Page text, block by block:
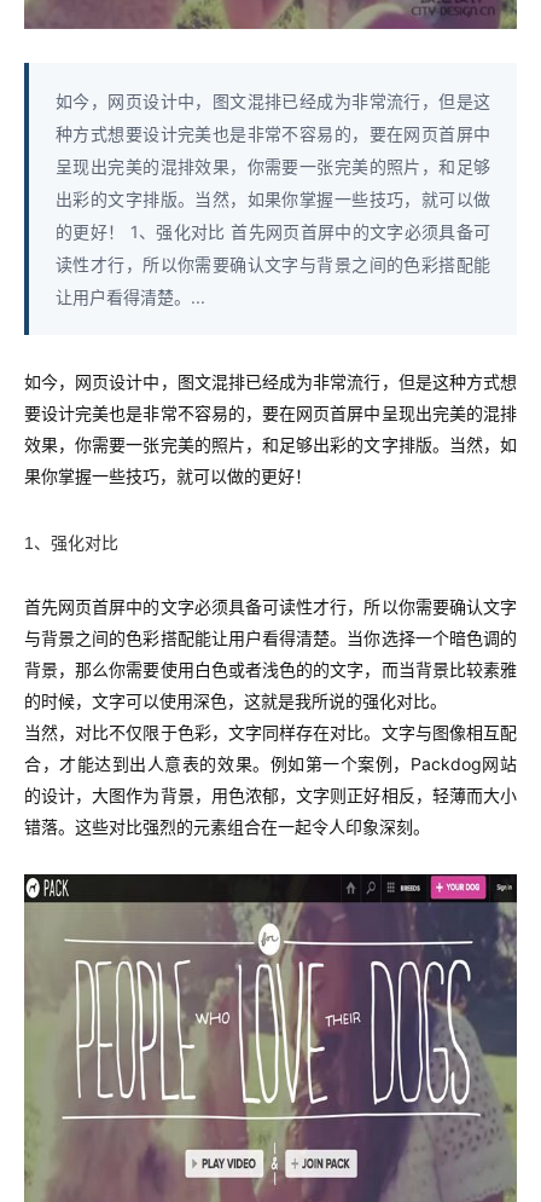
如今，网页设计中，图文混排已经成为非常流行，但是这
种方式想要设计完美也是非常不容易的，要在网页首屏中
呈现出完美的混排效果，你需要一张完美的照片，和足够
出彩的文字排版。当然，如果你掌握一些技巧，就可以做
的更好！ 1、强化对比 首先网页首屏中的文字必须具备可
读性才行，所以你需要确认文字与背景之间的色彩搭配能
让用户看得清楚。...
如今，网页设计中，图文混排已经成为非常流行，但是这种方式想
要设计完美也是非常不容易的，要在网页首屏中呈现出完美的混排
效果，你需要一张完美的照片，和足够出彩的文字排版。当然，如
果你掌握一些技巧，就可以做的更好！
1、强化对比
首先网页首屏中的文字必须具备可读性才行，所以你需要确认文字
与背景之间的色彩搭配能让用户看得清楚。当你选择一个暗色调的
背景，那么你需要使用白色或者浅色的的文字，而当背景比较素雅
的时候，文字可以使用深色，这就是我所说的强化对比。
当然，对比不仅限于色彩，文字同样存在对比。文字与图像相互配
合，才能达到出人意表的效果。例如第一个案例，Packdog网站
的设计，大图作为背景，用色浓郁，文字则正好相反，轻薄而大小
错落。这些对比强烈的元素组合在一起令人印象深刻。